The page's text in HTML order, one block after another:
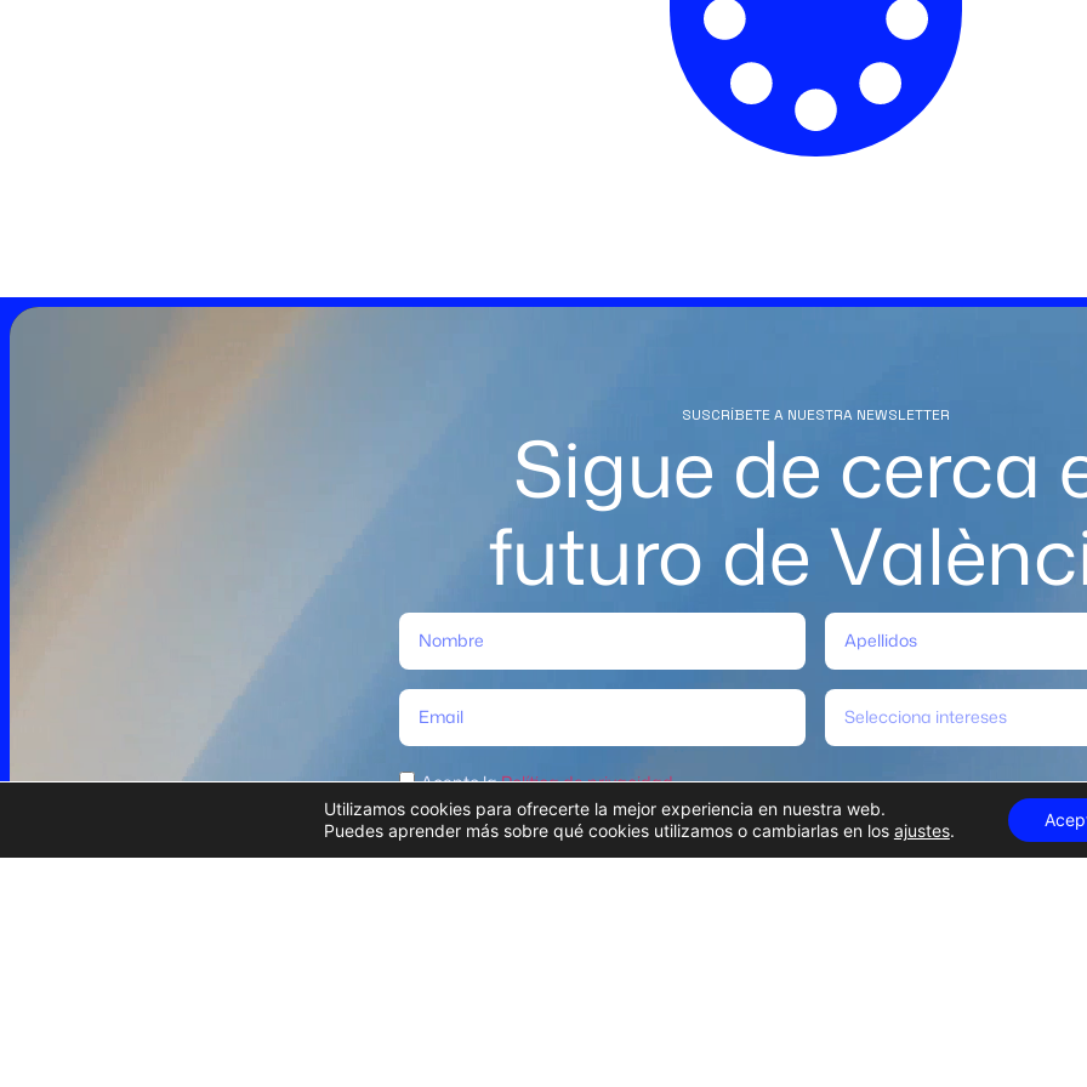
SUSCRÍBETE A NUESTRA NEWSLETTER
Sigue de cerca
futuro de
Selecciona intereses
Acepto laPolítica de privacidad.
Suscribirme
Utilizamos cookies para ofrecerte la mejor experiencia en nuestra web.
Puedes aprender más sobre qué cookies utilizamos o cambiarlas en los ajustes.